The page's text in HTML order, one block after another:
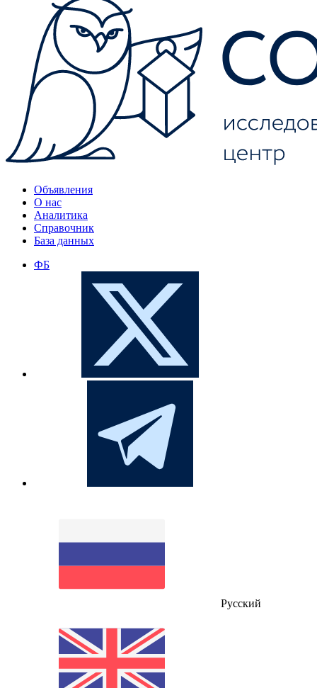
Объявления
О нас
Аналитика
Справочник
База данных
ФБ
Русский